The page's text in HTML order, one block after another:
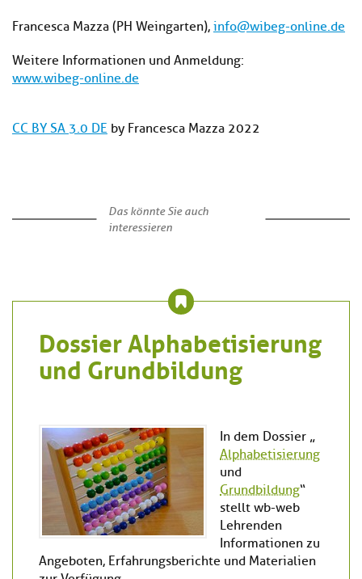
Francesca Mazza (PH Weingarten), info@wibeg-online.de
Weitere Informationen und Anmeldung:
www.wibeg-online.de
CC BY SA 3.0 DE by Francesca Mazza 2022
Das könnte Sie auch
interessieren
Dossier Alphabetisierung
und Grundbildung
In dem Dossier „
Alphabetisierung
und
Grundbildung“
stellt wb-web
Lehrenden
Informationen zu
Angeboten, Erfahrungsberichte und Materialien